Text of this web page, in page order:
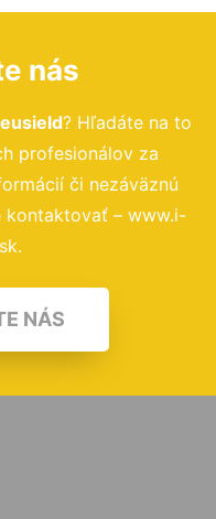
nás
? Hľadáte na to
profesionálov za
či nezáväznú
kontaktovať – www.i-
NÁS